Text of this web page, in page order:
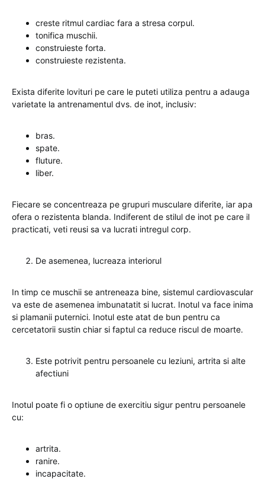
creste ritmul cardiac fara a stresa corpul.
tonifica muschii.
construieste forta.
construieste rezistenta.
Exista diferite lovituri pe care le puteti utiliza pentru a adauga
varietate la antrenamentul dvs. de inot, inclusiv:
bras.
spate.
fluture.
liber.
Fiecare se concentreaza pe grupuri musculare diferite, iar apa
ofera o rezistenta blanda. Indiferent de stilul de inot pe care il
practicati, veti reusi sa va lucrati intregul corp.
De asemenea, lucreaza interiorul
In timp ce muschii se antreneaza bine, sistemul cardiovascular
va este de asemenea imbunatatit si lucrat. Inotul va face inima
si plamanii puternici. Inotul este atat de bun pentru ca
cercetatorii sustin chiar si faptul ca reduce riscul de moarte.
Este potrivit pentru persoanele cu leziuni, artrita si alte
afectiuni
Inotul poate fi o optiune de exercitiu sigur pentru persoanele
cu:
artrita.
ranire.
incapacitate.